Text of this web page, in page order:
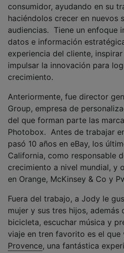
consumidor, ayudando en su
haciéndolos crecer en nuevos
audiencias. Tiene un enfoque
datos e información
experiencia del cliente,
impulsar la innovación para
crecimiento.
Anteriormente, fue director
Group, empresa de
del que forman parte las
Photobox. Antes de trabajar
pasó 10 años en eBay, los
California, como responsable
crecimiento a nivel mundial, y
en Orange, McKinsey & Co y
Fuera del trabajo, a Jody le
mujer y sus tres hijos, además
bicicleta, escuchar música y
viaje en tren favorito es el que
Provence, una fantástica